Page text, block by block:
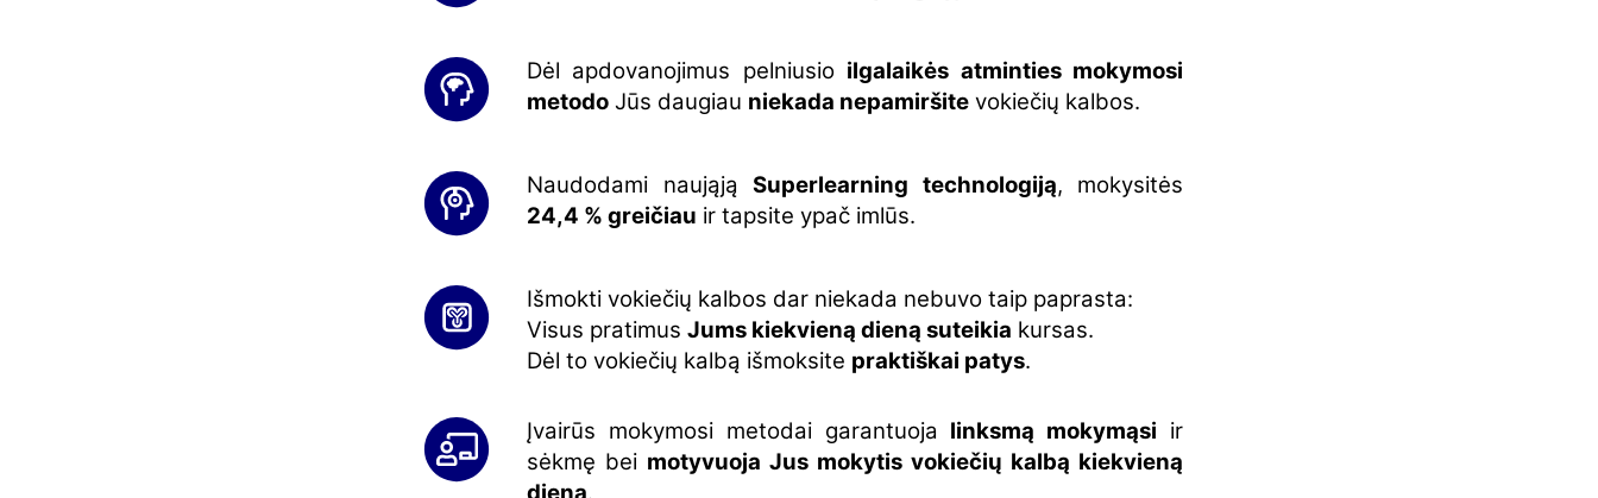
Dėl apdovanojimus pelniusio ilgalaikės atminties mokymosi
metodo Jūs daugiau niekada nepamiršite vokiečių kalbos.
Naudodami naująją Superlearning technologiją, mokysitės
24,4 % greičiau ir tapsite ypač imlūs.
Išmokti vokiečių kalbos dar niekada nebuvo taip paprasta:
Visus pratimus Jums kiekvieną dieną suteikia kursas.
Dėl to vokiečių kalbą išmoksite praktiškai patys.
Įvairūs mokymosi metodai garantuoja linksmą mokymąsi ir
sėkmę bei motyvuoja Jus mokytis vokiečių kalbą kiekvieną